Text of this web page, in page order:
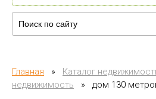
Главная » Каталог
недвижимость
» дом 130